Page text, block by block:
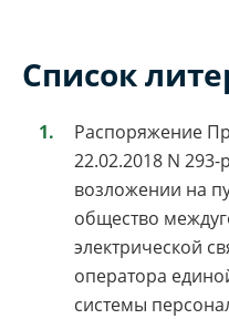
Список
Распоряжение
22.02.2018 N 293-
возложении на
общество
электрической
оператора
системы